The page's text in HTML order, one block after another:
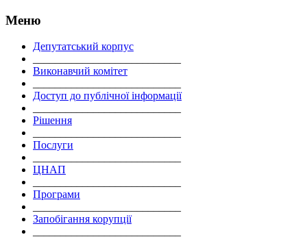
Меню
Депутатський корпус
Виконавчий комітет
Доступ до публічної інформації
Рішення
Послуги
ЦНАП
Програми
Запобігання корупції